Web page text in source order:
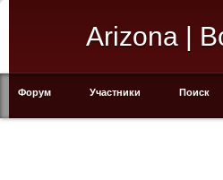
Arizona |
Форум Участники Поиск